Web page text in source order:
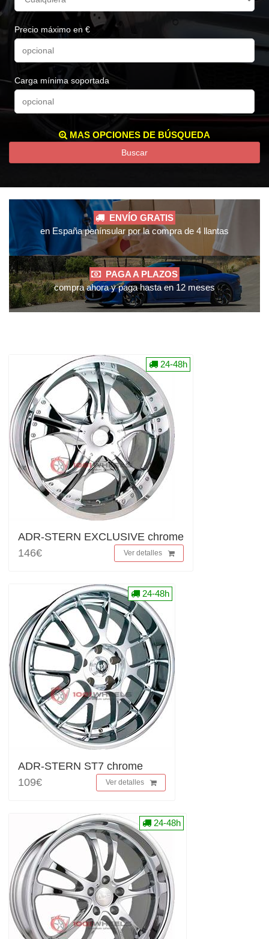
Precio máximo en €
Carga mínima soportada
MAS OPCIONES DE BÚSQUEDA
Buscar
ENVÍO GRATIS
en España penínsular por la compra de 4 llantas
PAGA A PLAZOS
compra ahora y paga hasta en 12 meses
ADR-STERN EXCLUSIVE chrome
146€
Ver detalles
24-48h
ADR-STERN ST7 chrome
109€
Ver detalles
24-48h
24-48h